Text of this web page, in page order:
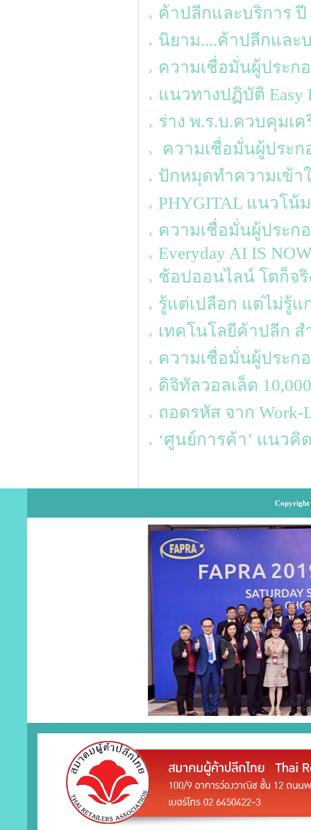
ค้าปลีกและบริการ ปี
นิยาม....ค้าปลีกและ
ความเชื่อมั่นผู้ประก
แนวทางปฏิบัติ Easy
ร่าง พ.ร.บ.ควบคุมเ
ความเชื่อมั่นผู้ประก
ปักหมุดทำความเข้า
PHYGITAL แนวโน้
ความเชื่อมั่นผู้ประก
Everyday AI IS
ช้อปออนไลน์ โตก็จ
รู้แต่เปลือก แต่ไม่รู้แ
เทคโนโลยีค้าปลีก ส
ความเชื่อมั่นผู้ประก
ดิจิทัลวอลเล็ต
ถอดรหัส จาก Work-
‘ศูนย์การค้า’ แนว
Copyright